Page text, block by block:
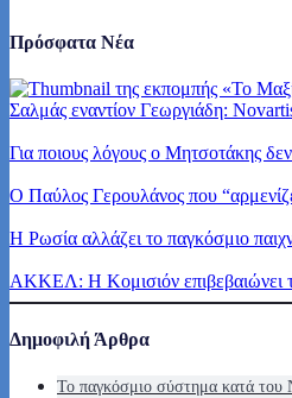
Πρόσφατα Νέα
Σαλμάς εναντίον Γεωργιάδη:
Για ποιους λόγους ο Μητσοτάκης
Ο Παύλος Γερουλάνος που
Η Ρωσία αλλάζει το παγκόσμιο
ΑΚΚΕΛ: Η Κομισιόν επιβεβαιώνει
Δημοφιλή Άρθρα
Το παγκόσμιο σύστημα κατά του